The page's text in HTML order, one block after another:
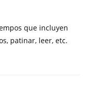
que incluyen
patinar, leer, etc.